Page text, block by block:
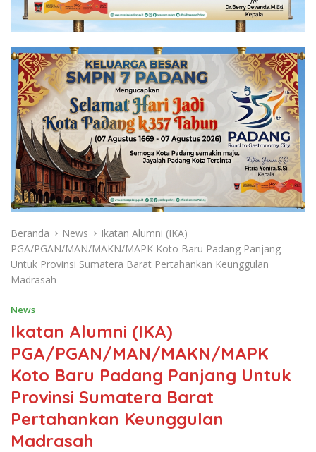
Beranda News
Ikatan Alumni (IKA)
PGA/PGAN/MAN/MAKN/MAPK Koto Baru Padang Panjang
Untuk Provinsi Sumatera Barat Pertahankan Keunggulan
Madrasah
News
Ikatan Alumni (IKA)
PGA/PGAN/MAN/MAKN/MAPK
Koto Baru Padang Panjang Untuk
Provinsi Sumatera Barat
Pertahankan Keunggulan
Madrasah